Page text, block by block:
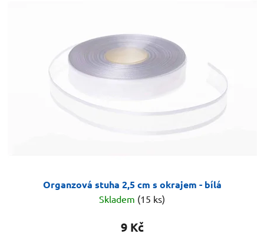
Organzová stuha 2,5 cm s okrajem - bílá
Skladem (15 ks)
9 Kč